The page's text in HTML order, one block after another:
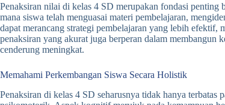
Penaksiran nilai di kelas 4 SD merupakan fondasi penting
mana siswa telah menguasai materi pembelajaran,
dapat merancang strategi pembelajaran yang lebih efektif,
penaksiran yang akurat juga berperan dalam membangun
cenderung meningkat.
Memahami Perkembangan Siswa Secara Holistik
Penaksiran di kelas 4 SD seharusnya tidak hanya